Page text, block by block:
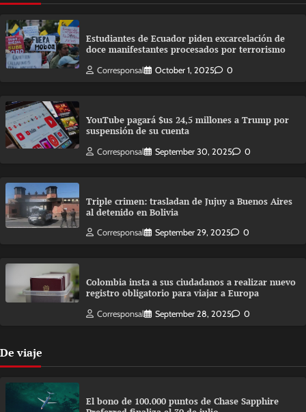
Estudiantes de Ecuador piden excarcelación de
doce manifestantes procesados por terrorismo
Corresponsal October 1, 2025 0
YouTube pagará $us 24,5 millones a Trump por
suspensión de su cuenta
Corresponsal September 30, 2025 0
Triple crimen: trasladan de Jujuy a Buenos Aires
al detenido en Bolivia
Corresponsal September 29, 2025 0
Colombia insta a sus ciudadanos a realizar nuevo
registro obligatorio para viajar a Europa
Corresponsal September 28, 2025 0
De viaje
El bono de 100.000 puntos de Chase Sapphire